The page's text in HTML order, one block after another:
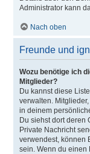
Administrator kann
Nach oben
Freunde und
Wozu benötige ich
Mitglieder?
Du kannst diese
verwalten.
in deinem
Du siehst dort deren
Private Nachricht
verwendest, können
sein. Wenn du einen